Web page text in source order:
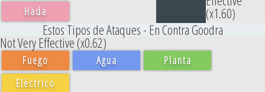
Hada
(x1.60)
Estos Tipos de Ataques - En Contra Goodra
Not Very Effective (x0.62)
Fuego Agua
Planta
Eléctrico